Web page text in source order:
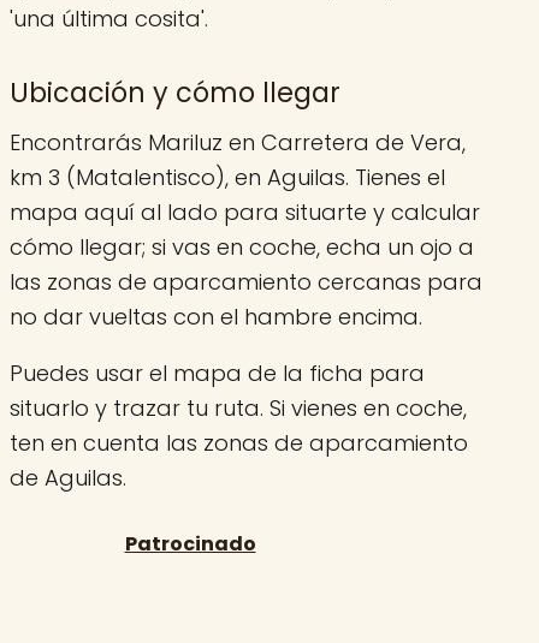
'una última cosita'.
Ubicación y cómo llegar
Encontrarás Mariluz en Carretera de Vera,
km 3 (Matalentisco), en Aguilas. Tienes el
mapa aquí al lado para situarte y calcular
cómo llegar; si vas en coche, echa un ojo a
las zonas de aparcamiento cercanas para
no dar vueltas con el hambre encima.
Puedes usar el mapa de la ficha para
situarlo y trazar tu ruta. Si vienes en coche,
ten en cuenta las zonas de aparcamiento
de Aguilas.